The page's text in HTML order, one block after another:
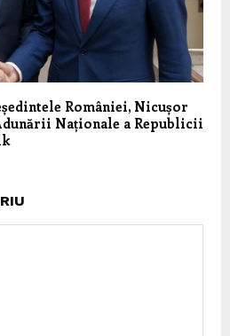
României, Nicușor
Naționale a Republicii